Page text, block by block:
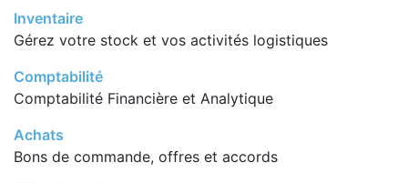
Inventaire
Gérez votre stock et vos activités logistiques
Comptabilité
Comptabilité Financière et Analytique
Achats
Bons de commande, offres et accords